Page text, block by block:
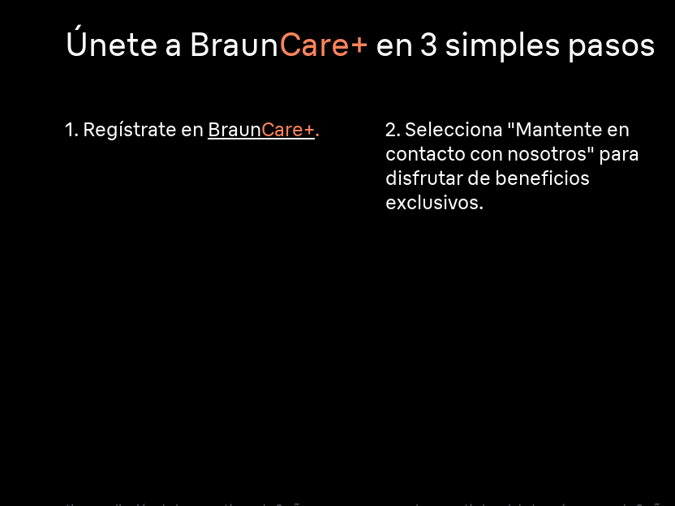
Únete a BraunCare+ en 3 simples pasos
1. Regístrate en BraunCare+.
2. Selecciona "Mantente en
contacto con nosotros" para
disfrutar de beneficios
exclusivos.